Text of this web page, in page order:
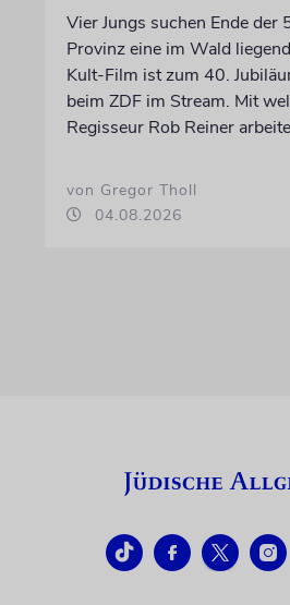
Vier Jungs suchen Ende der
Provinz eine im Wald
Kult-Film ist zum 40.
beim ZDF im Stream. Mit
Regisseur Rob Reiner
von Gregor Tholl
04.08.2026